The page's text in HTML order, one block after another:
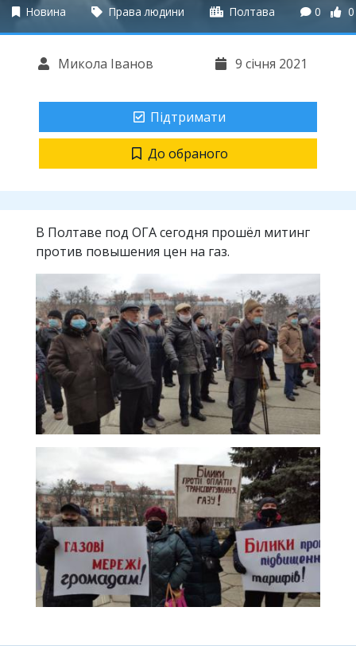
Новина Права людини Полтава 0 0
Микола Іванов 9 січня 2021
Підтримати
До обраного
В Полтаве под ОГА сегодня прошёл митинг
против повышения цен на газ.